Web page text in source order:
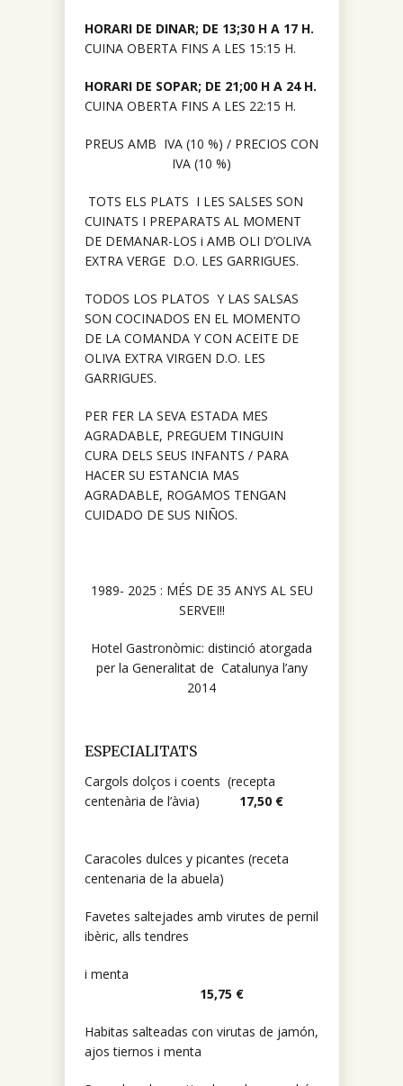
HORARI DE DINAR; DE 13;30 H A 17 H.
CUINA OBERTA FINS A LES 15:15 H.
HORARI DE SOPAR; DE 21;00 H A 24 H.
CUINA OBERTA FINS A LES 22:15 H.
PREUS AMB IVA (10 %) / PRECIOS CON
IVA (10 %)
TOTS ELS PLATS I LES SALSES SON
CUINATS I PREPARATS AL MOMENT
DE DEMANAR-LOS i AMB OLI D’OLIVA
EXTRA VERGE D.O. LES GARRIGUES.
TODOS LOS PLATOS Y LAS SALSAS
SON COCINADOS EN EL MOMENTO
DE LA COMANDA Y CON ACEITE DE
OLIVA EXTRA VIRGEN D.O. LES
GARRIGUES.
PER FER LA SEVA ESTADA MES
AGRADABLE, PREGUEM TINGUIN
CURA DELS SEUS INFANTS / PARA
HACER SU ESTANCIA MAS
AGRADABLE, ROGAMOS TENGAN
CUIDADO DE SUS NIÑOS.
1989- 2025 : MÉS DE 35 ANYS AL SEU
SERVEI!!
Hotel Gastronòmic: distinció atorgada
per la Generalitat de Catalunya l’any
2014
ESPECIALITATS
Cargols dolços i coents (recepta
centenària de l’àvia) 17,50 €
Caracoles dulces y picantes (receta
centenaria de la abuela)
Favetes saltejades amb virutes de pernil
ibèric, alls tendres
i menta
15,75 €
Habitas salteadas con virutas de jamón,
ajos tiernos i menta